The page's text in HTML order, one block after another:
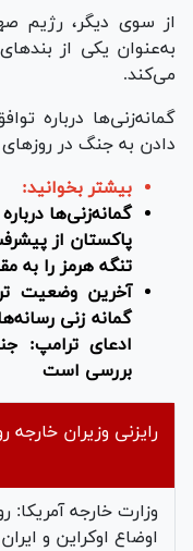
از سوی دیگر، رژیم
به‌عنوان یکی از
می‌کند.
گمانه‌زنی‌ها درباره
دادن به جنگ در
بیشتر بخوانید:
گمانه‌زنی‌ها
پاکستان از
تنگه هرمز را به
آخرین وضعیت
گمانه زنی
ادعای ترامپ:
بررسی است
رایزنی وزیران خارجه
وزارت خارجه آمریکا:
اوضاع اوکراین و